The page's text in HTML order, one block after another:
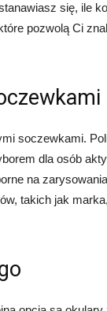
się, ile
pozwolą Ci
soczewkami.
dla osób
na
takich jak